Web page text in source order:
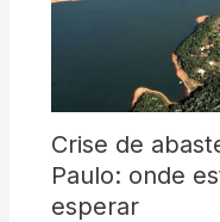
Crise de
Paulo: onde
esperar